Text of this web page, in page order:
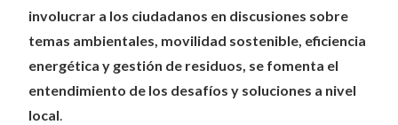
involucrar a los ciudadanos en discusiones sobre
temas ambientales, movilidad sostenible, eficiencia
energética y gestión de residuos, se fomenta el
entendimiento de los desafíos y soluciones a nivel
local.